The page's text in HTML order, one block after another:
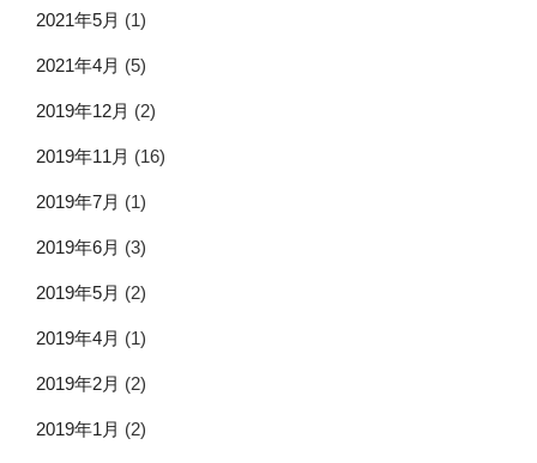
2021年5月 (1)
2021年4月 (5)
2019年12月 (2)
2019年11月 (16)
2019年7月 (1)
2019年6月 (3)
2019年5月 (2)
2019年4月 (1)
2019年2月 (2)
2019年1月 (2)